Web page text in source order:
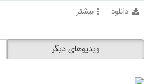
دانلود بیشتر
ویدیوهای دیگر